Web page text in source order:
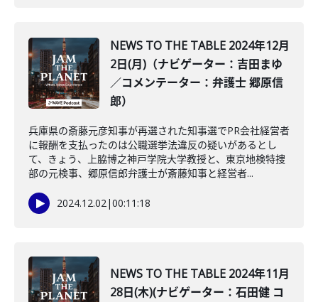
NEWS TO THE TABLE 2024年12月
2日(月)（ナビゲーター：吉田まゆ
／コメンテーター：弁護士 郷原信
郎）
兵庫県の斎藤元彦知事が再選された知事選でPR会社経営者
に報酬を支払ったのは公職選挙法違反の疑いがあるとし
て、きょう、上脇博之神戸学院大学教授と、東京地検特捜
部の元検事、郷原信郎弁護士が斎藤知事と経営者...
2024.12.02|00:11:18
NEWS TO THE TABLE 2024年11月
28日(木)(ナビゲーター：石田健 コ